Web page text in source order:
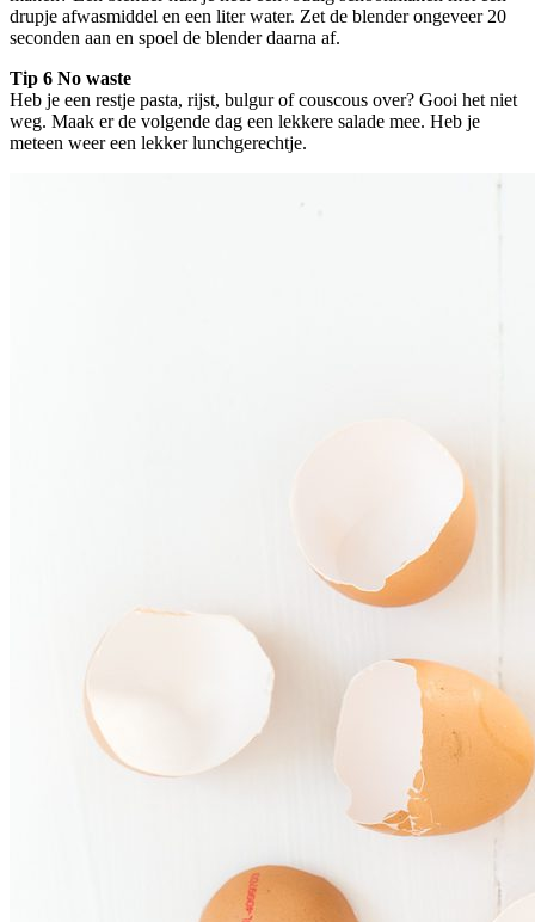
drupje afwasmiddel en een liter water. Zet de blender ongeveer 20
seconden aan en spoel de blender daarna af.
Tip 6 No waste
Heb je een restje pasta, rijst, bulgur of couscous over? Gooi het niet
weg. Maak er de volgende dag een lekkere salade mee. Heb je
meteen weer een lekker lunchgerechtje.